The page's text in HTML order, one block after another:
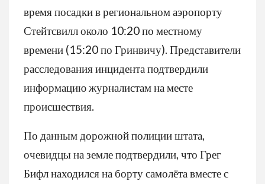
время посадки в региональном аэропорту
Стейтсвилл около 10:20 по местному
времени (15:20 по Гринвичу). Представители
расследования инцидента подтвердили
информацию журналистам на месте
происшествия.
По данным дорожной полиции штата,
очевидцы на земле подтвердили, что Грег
Бифл находился на борту самолёта вместе с